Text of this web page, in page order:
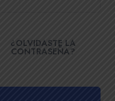
¿OLVIDASTE LA
CONTRASEÑA?